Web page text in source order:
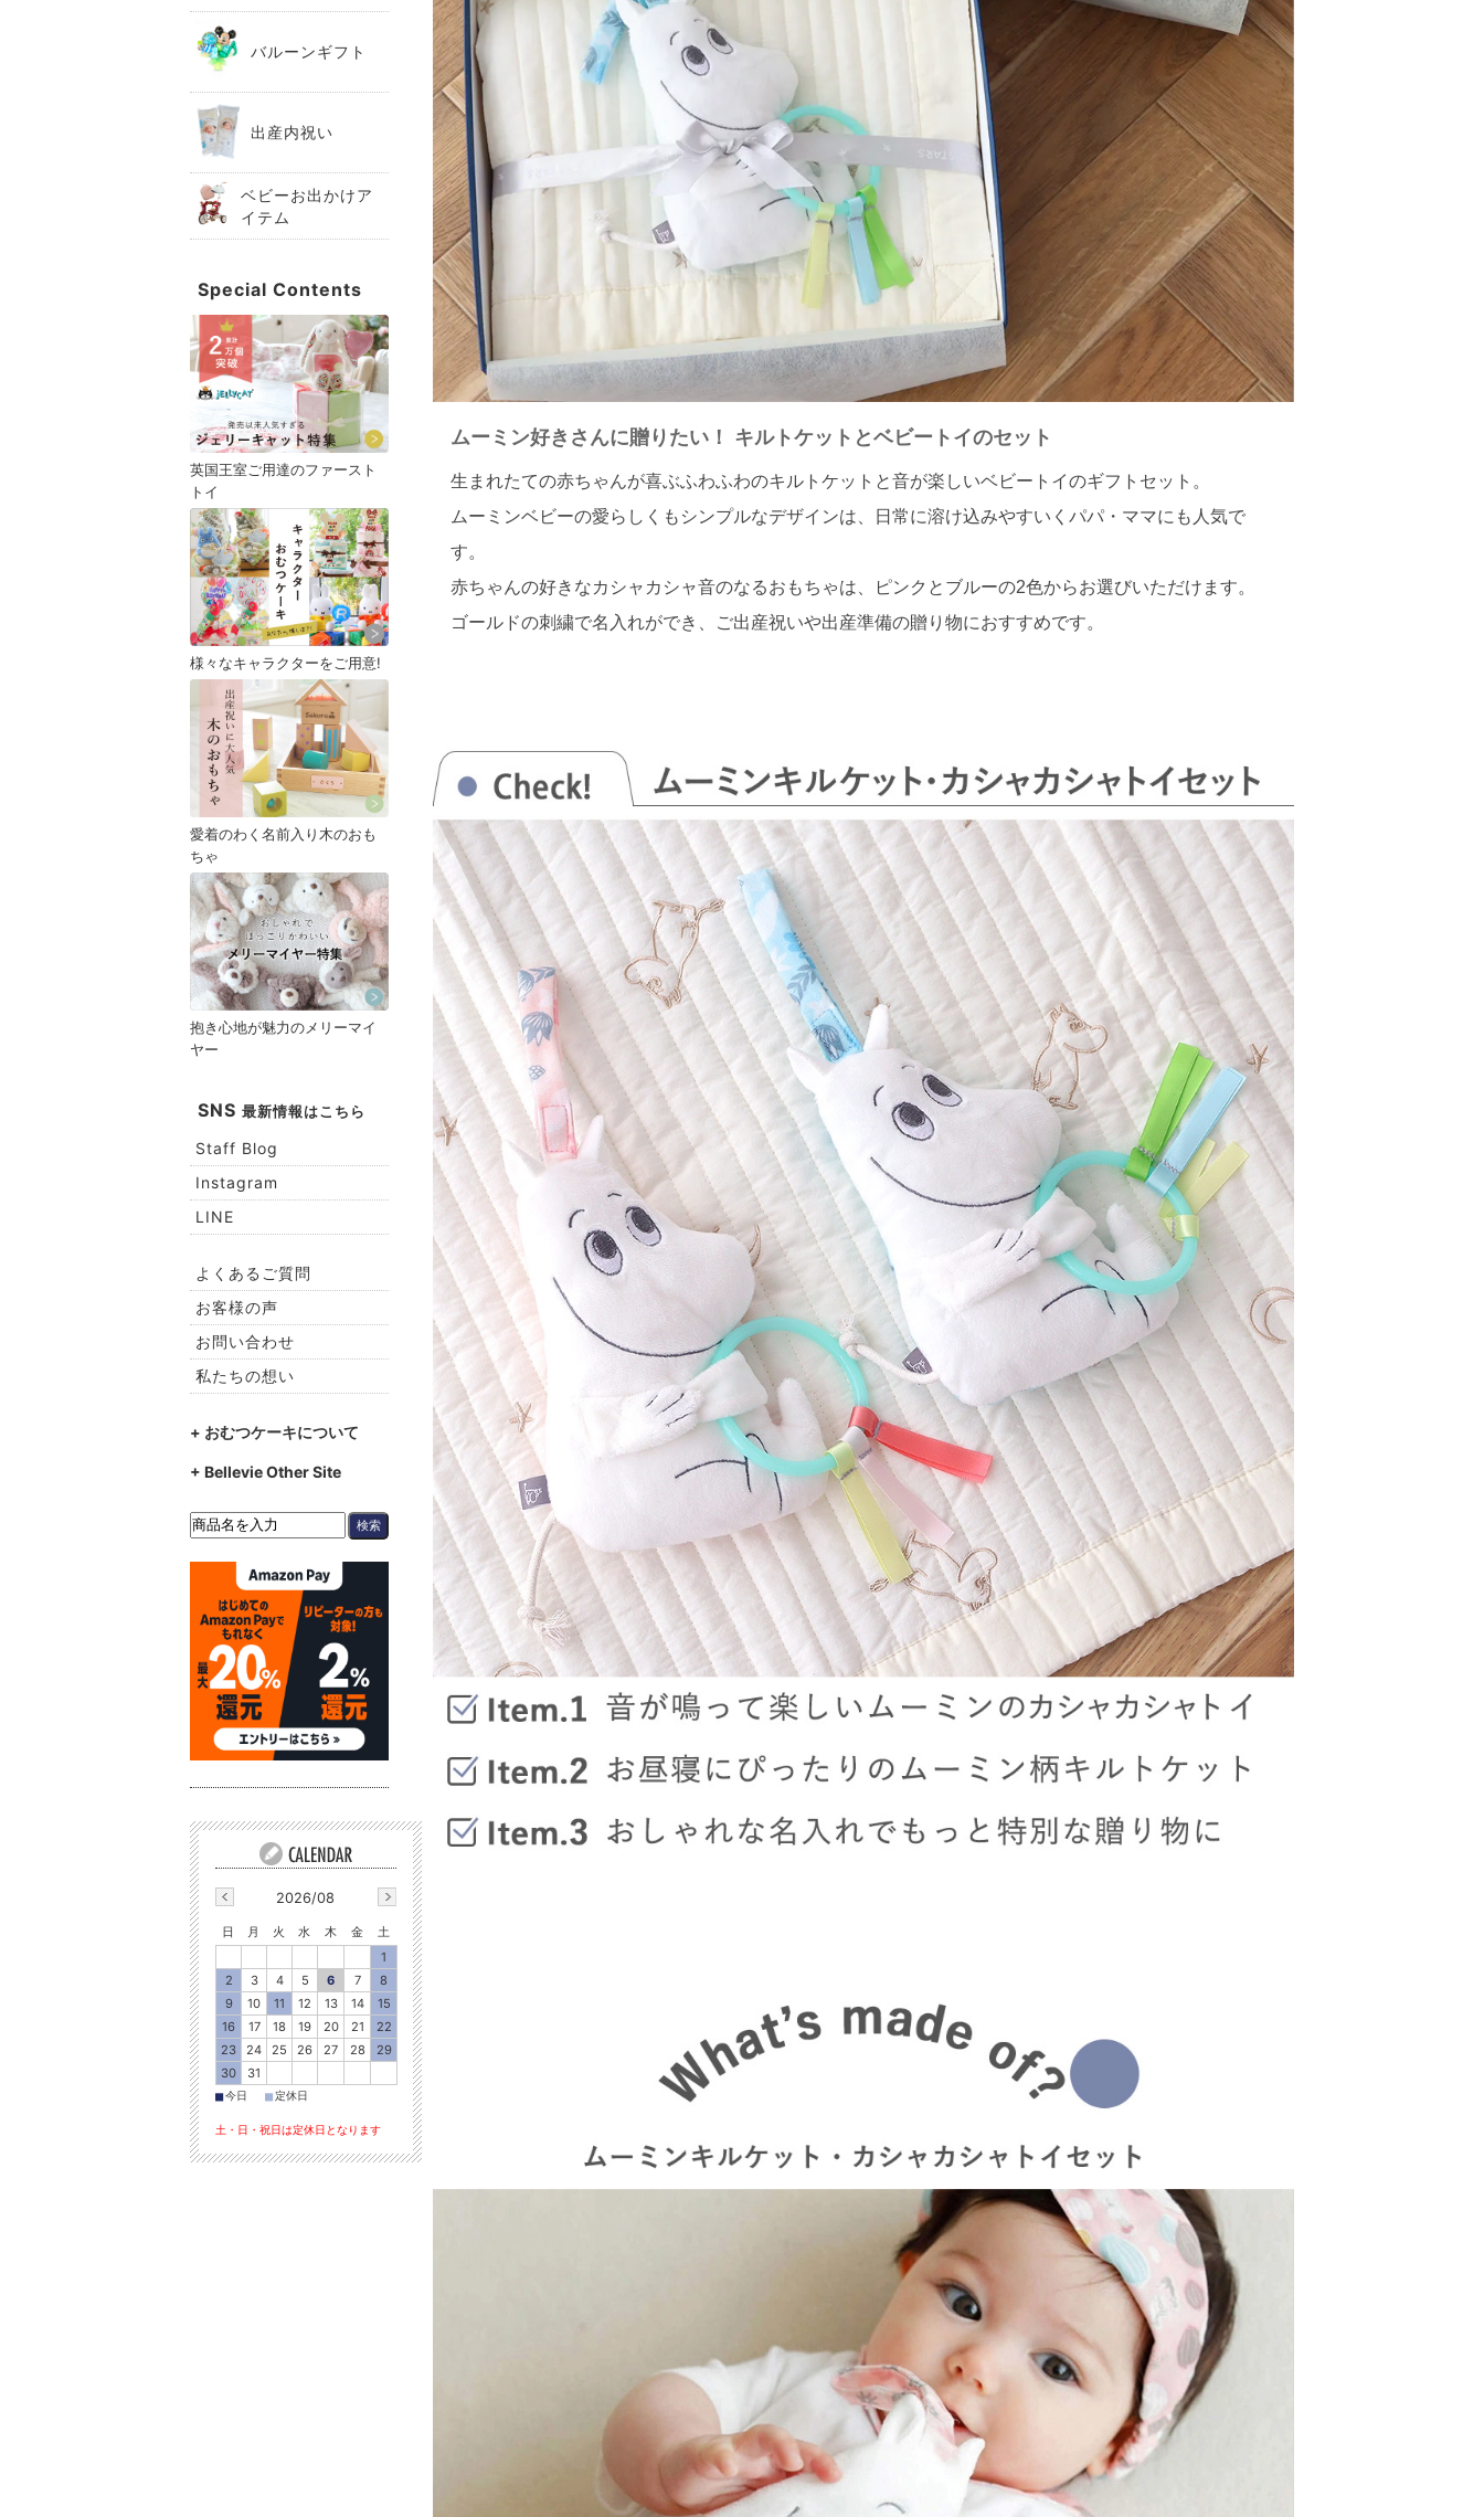
ムーミン好きさんに贈りたい！ キルトケットとベビートイのセット
生まれたての赤ちゃんが喜ぶふわふわのキルトケットと音が楽しいベビートイのギフトセット。
ムーミンベビーの愛らしくもシンプルなデザインは、日常に溶け込みやすいくパパ・ママにも人気で
す。
赤ちゃんの好きなカシャカシャ音のなるおもちゃは、ピンクとブルーの2色からお選びいただけます。
ゴールドの刺繍で名入れができ、ご出産祝いや出産準備の贈り物におすすめです。
バルーンギフト
出産内祝い
ベビーお出かけア
イテム
Special Contents
英国王室ご用達のファースト
トイ
様々なキャラクターをご用意!
愛着のわく名前入り木のおも
ちゃ
抱き心地が魅力のメリーマイ
ヤー
SNS 最新情報はこちら
Staff Blog
Instagram
LINE
よくあるご質問
お客様の声
お問い合わせ
私たちの想い
+ おむつケーキについて
+ Bellevie Other Site
2026/08
日 月 火 水 木 金
土
1
2
3 4 5 6 7
8
9
10 11 12 13 14
15
16
17 18 19 20 21
22
23
24 25 26 27 28
29
30
31
■今日 ■定休日
土・日・祝日は定休日となります